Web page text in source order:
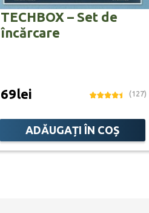
TECHBOX – Set de
încărcare
69lei (127)
ADĂUGAȚI ÎN COȘ